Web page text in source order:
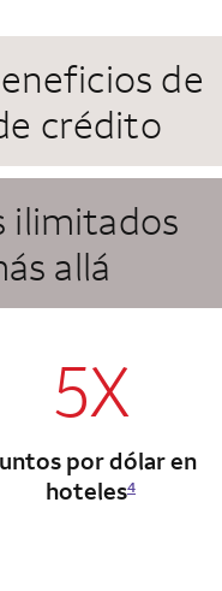
de
crédito
ilimitados
allá
5X
por dólar en
hoteles4